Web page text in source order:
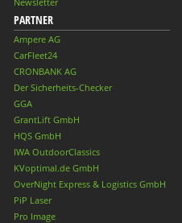
PARTNER
Ampere AG
CarFleet24
CRONBANK AG
Der Sicherheits-Checker
GGA
GrantLift GmbH
HQS GmbH
IWA OutdoorClassics
KVoptimal.de GmbH
OverNight Express & Logistics GmbH
PiP Laser
Pro Image